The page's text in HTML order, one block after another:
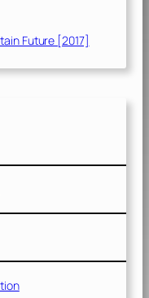
Future [2017]